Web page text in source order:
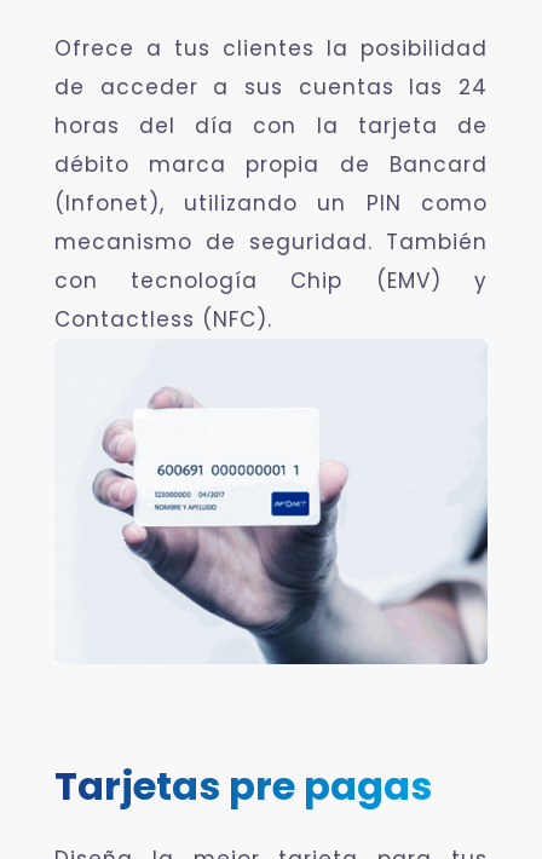
Ofrece a tus clientes la posibilidad
de acceder a sus cuentas las 24
horas del día con la tarjeta de
débito marca propia de Bancard
(Infonet), utilizando un PIN como
mecanismo de seguridad. También
con tecnología Chip (EMV) y
Contactless (NFC).
Tarjetas pre pagas